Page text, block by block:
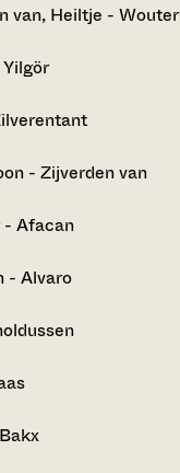
van, Heiltje - Wouter
- Zijverden van
- Afacan
- Alvaro